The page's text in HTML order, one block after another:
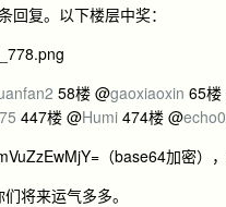
复。以下楼层中奖：
58楼 @gaoxiaoxin 65楼
447楼 @Humi 474楼 @
（base64加密）
将来运气多多。